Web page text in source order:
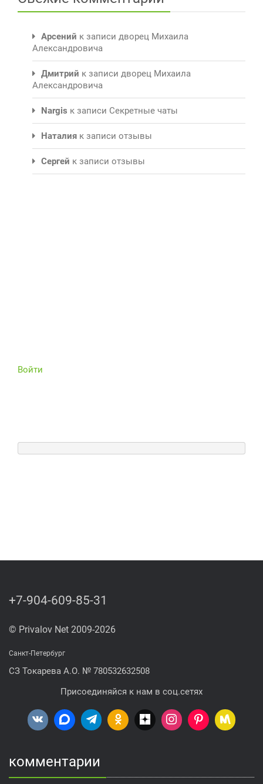
Арсений к записи дворец Михаила
Александровича
Дмитрий к записи дворец Михаила
Александровича
Nargis к записи Секретные чаты
Наталия к записи отзывы
Сергей к записи отзывы
Войти
+7-904-609-85-31
© Privalov Net 2009-2026
Санкт-Петербург
СЗ Токарева А.О. № 780532632508
Присоединяйся к нам в соц.сетях
комментарии